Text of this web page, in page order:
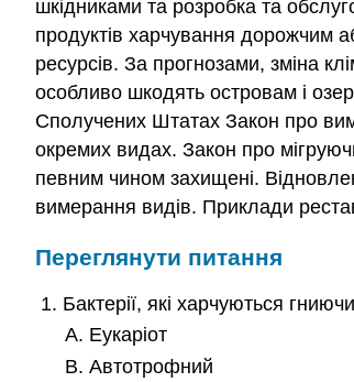
шкідниками та розробка та
продуктів харчування дорожчим
ресурсів. За прогнозами, зміна
особливо шкодять островам і
Сполучених Штатах Закон про
окремих видах. Закон про
певним чином захищені.
вимерання видів. Приклади
Переглянути питання
Бактерії, які харчуються
Еукаріот
Автотрофний